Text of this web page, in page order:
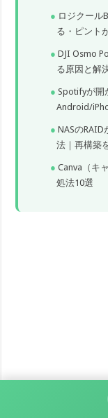
ロジクール
る・ピント
DJI Osmo
る原因と解
Spotifyが開
Android/
NASの
法｜再構築
Canva（キ
処法10選